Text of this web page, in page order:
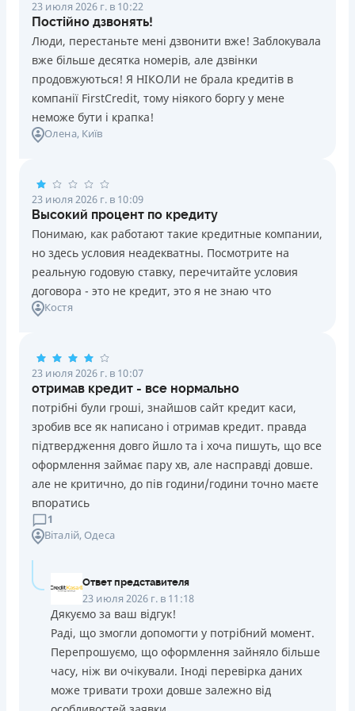
23 июля 2026 г. в 10:22
Постійно дзвонять!
Люди, перестаньте мені дзвонити вже! Заблокувала
вже більше десятка номерів, але дзвінки
продовжуються! Я НІКОЛИ не брала кредитів в
компанії FirstCredit, тому ніякого боргу у мене
неможе бути і крапка!
Олена, Київ
23 июля 2026 г. в 10:09
Высокий процент по кредиту
Понимаю, как работают такие кредитные компании,
но здесь условия неадекватны. Посмотрите на
реальную годовую ставку, перечитайте условия
договора - это не кредит, это я не знаю что
Костя
23 июля 2026 г. в 10:07
отримав кредит - все нормально
потрібні були гроші, знайшов сайт кредит каси,
зробив все як написано і отримав кредит. правда
підтвердження довго йшло та і хоча пишуть, що все
оформлення займає пару хв, але насправді довше.
але не критично, до пів години/години точно маєте
впоратись
1
Віталій, Одеса
Ответ представителя
23 июля 2026 г. в 11:18
Дякуємо за ваш відгук!
Раді, що змогли допомогти у потрібний момент.
Перепрошуємо, що оформлення зайняло більше
часу, ніж ви очікували. Іноді перевірка даних
може тривати трохи довше залежно від